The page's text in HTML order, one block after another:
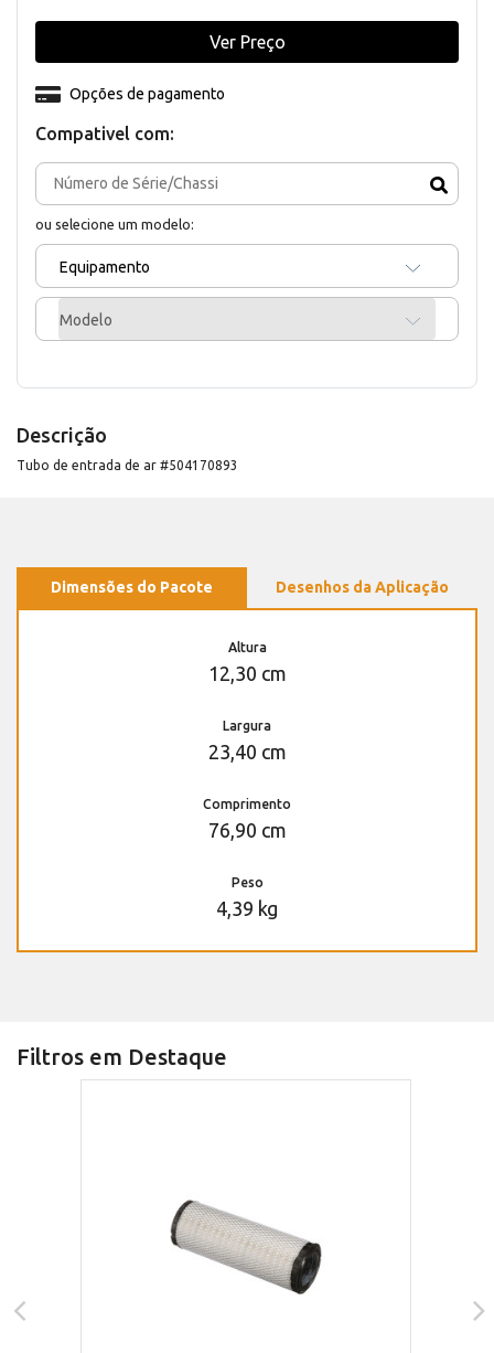
Compativel com:
ou selecione um modelo:
Equipamento
Modelo
Opções de pagamento
Ver Preço
Descrição
Tubo de entrada de ar #504170893
Dimensões do Pacote Desenhos da Aplicação
Altura
12,30 cm
Largura
23,40 cm
Comprimento
76,90 cm
Peso
4,39 kg
Filtros em Destaque